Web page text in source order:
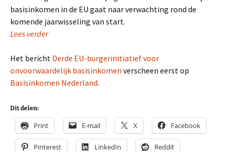
basisinkomen in de EU gaat naar verwachting rond de
komende jaarwisseling van start.
Lees verder
Het bericht Derde EU-burgerinitiatief voor
onvoorwaardelijk basisinkomen verscheen eerst op
Basisinkomen Nederland.
Dit delen:
Print E-mail X Facebook
Pinterest LinkedIn Reddit